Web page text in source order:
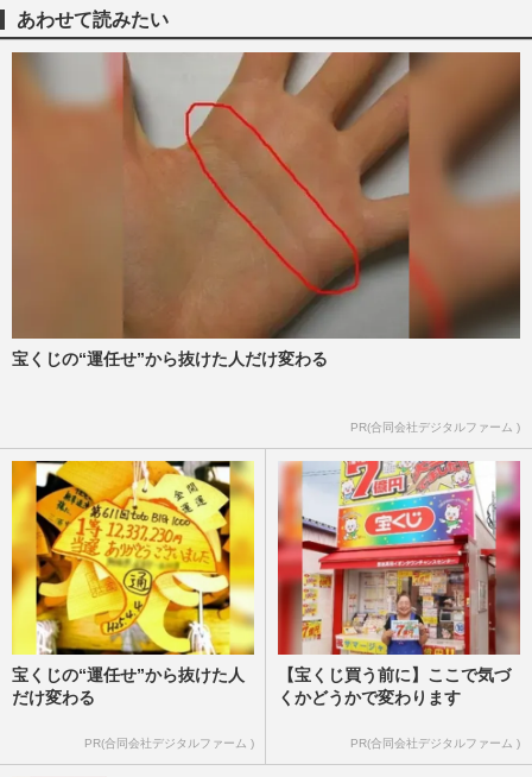
週刊女性PRIME
《冬ドラマよかった／がっかりランキン
グ》日曜劇場『リブート』が見事首位！
『冬のなんかさ』を抑えたワー…
週刊女性PRIME 2026/5/14
《NHK朝ドラ「途中で見るのやめた」ラ
ンキング》RADWIMPS主題歌の『あんぱ
ん』『ちむどんどん』を抑えたワ…
週刊女性2026年5月12日・19日号 2026/5/5
《「つまらなかった」女性刑事ドラマ
あわせて読みたい
宝くじの“運任せ”から抜けた人だけ変わる
PR(合同会社デジタルファーム )
宝くじの“運任せ”から抜けた人
だけ変わる
PR(合同会社デジタルファーム )
【宝くじ買う前に】ここで気づ
くかどうかで変わります
PR(合同会社デジタルファーム )